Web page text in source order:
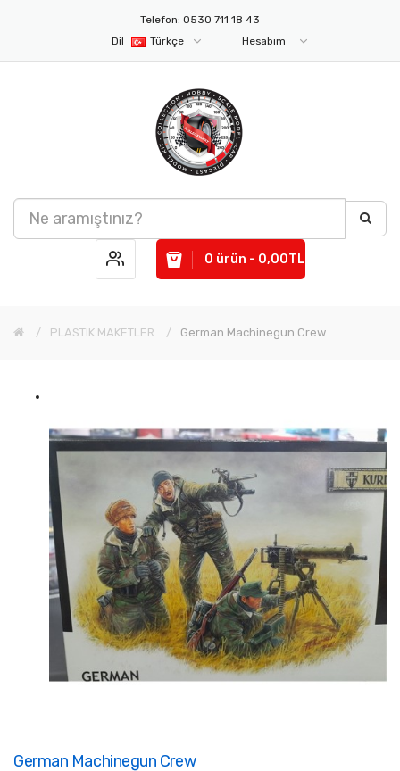
Telefon: 0530 711 18 43
Dil
Türkçe Hesabım
0 ürün - 0,00TL
PLASTIK MAKETLER German Machinegun Crew
German Machinegun Crew